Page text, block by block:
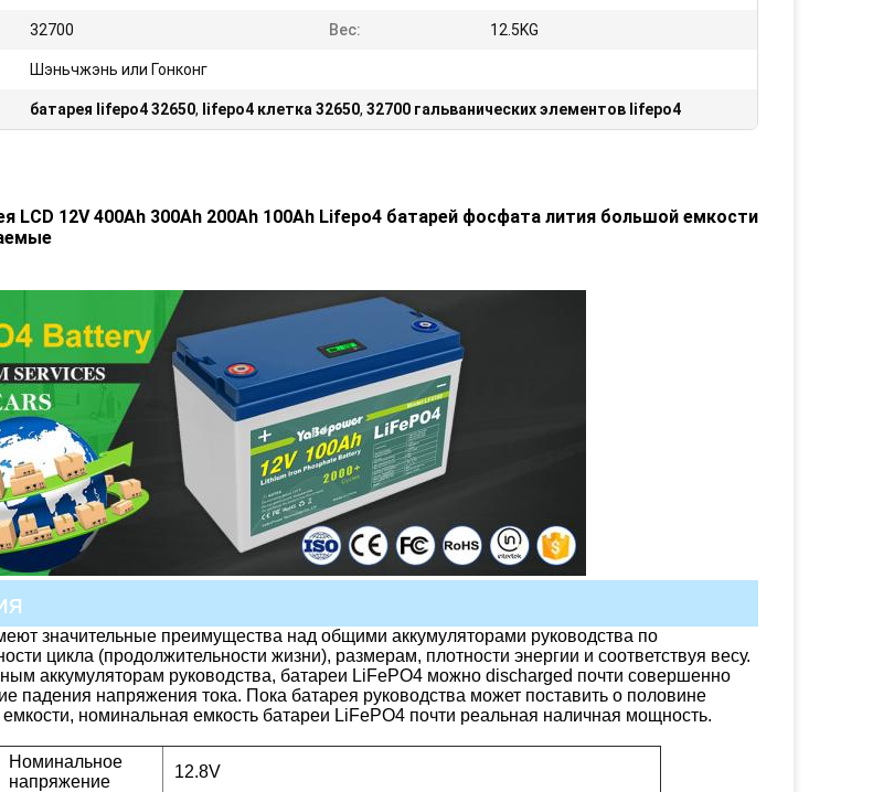
32700 Вес: 12.5KG
Шэньчжэнь или Гонконг
батарея lifepo4 32650, lifepo4 клетка 32650, 32700 гальванических элементов lifepo4
LCD 12V 400Ah 300Ah 200Ah 100Ah Lifepo4 батарей фосфата лития большой емкости
значительные преимущества над общими аккумуляторами руководства по
цикла (продолжительности жизни), размерам, плотности энергии и соответствуя весу.
аккумуляторам руководства, батареи LiFePO4 можно discharged почти совершенно
падения напряжения тока. Пока батарея руководства может поставить о половине
номинальная емкость батареи LiFePO4 почти реальная наличная мощность.
Номинальное
напряжение
12.8V